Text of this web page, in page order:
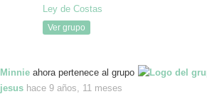
Ley de Costas
Ver grupo
Minnie ahora pertenece al grupo
jesus hace 9 años, 11 meses